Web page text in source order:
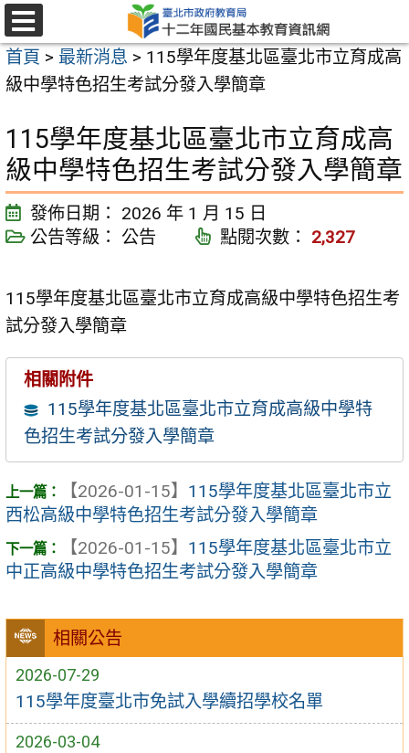
跳
至
主
要
容
區
選
單
首頁 > 最新消息 > 115學年度基北區臺北市立育成高
級中學特色招生考試分發入學簡章
相關公告
2026-07-29
115學年度臺北市免試入學續招學校名單
2026-03-04
115學年度基北區臺北市立育成高
級中學特色招生考試分發入學簡章
發佈日期：
2026 年 1 月 15 日
公告等級：
公告 點閱次數： 2,327
115學年度基北區臺北市立育成高級中學特色招生考
試分發入學簡章
相關附件
115學年度基北區臺北市立育成高級中學特
色招生考試分發入學簡章
【2026-01-15】 115學年度基北區臺北市立
西松高級中學特色招生考試分發入學簡章
【2026-01-15】 115學年度基北區臺北市立
中正高級中學特色招生考試分發入學簡章